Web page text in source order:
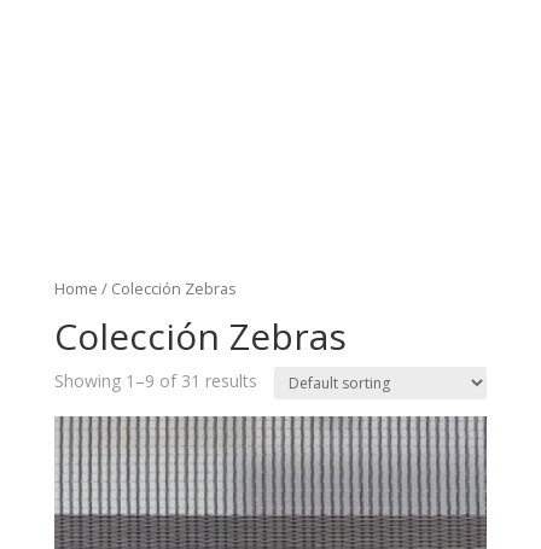
Home / Colección Zebras
Colección Zebras
Showing 1–9 of 31 results